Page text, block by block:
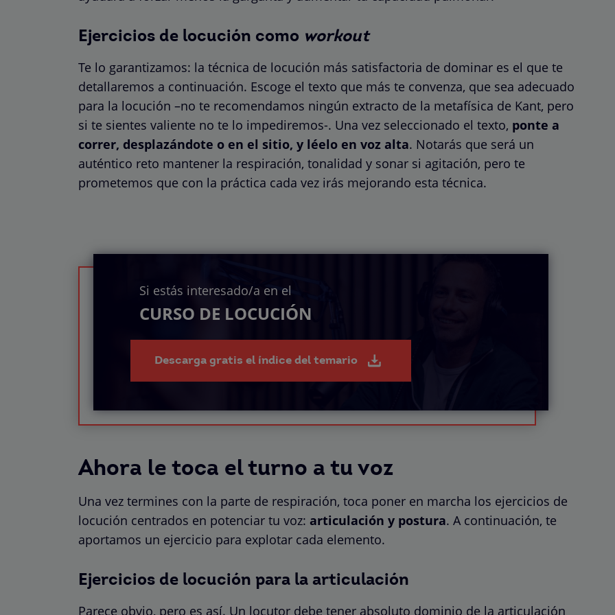
Ejercicios de locución como workout
Te lo garantizamos: la técnica de locución más satisfactoria de dominar es el que te
detallaremos a continuación. Escoge el texto que más te convenza, que sea adecuado
para la locución –no te recomendamos ningún extracto de la metafísica de Kant, pero
si te sientes valiente no te lo impediremos-. Una vez seleccionado el texto, ponte a
correr, desplazándote o en el sitio, y léelo en voz alta. Notarás que será un
auténtico reto mantener la respiración, tonalidad y sonar si agitación, pero te
prometemos que con la práctica cada vez irás mejorando esta técnica.
Si estás interesado/a en el
CURSO DE LOCUCIÓN
Descarga gratis el índice del temario
Ahora le toca el turno a tu voz
Una vez termines con la parte de respiración, toca poner en marcha los ejercicios de
locución centrados en potenciar tu voz: articulación y postura. A continuación, te
aportamos un ejercicio para explotar cada elemento.
Ejercicios de locución para la articulación
Parece obvio, pero es así. Un locutor debe tener absoluto dominio de la articulación